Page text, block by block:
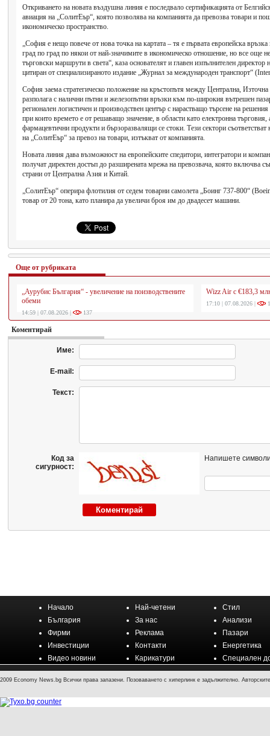
Откриването на новата въздушна линия е последвало сертификацията от
авиация на „СолитЕър“, която позволява на компанията да превозва товари и
икономическо пространство.
„София е нещо повече от нова точка на картата – тя е първата европейска
град по град по някои от най-значимите в икономическо отношение, но все още
търговски маршрути в света“, каза основателят и главен изпълнителен
цитиран от специализираното издание „Журнал за международен транспорт“
София заема стратегическо положение на кръстопътя между Централна,
разполага с налични пътни и железопътни връзки към по-широкия вътрешен
регионален логистичен и производствен център с нарастващо търсене на
при които времето е от решаващо значение, в области като електронна
фармацевтични продукти и бързоразвалящи се стоки. Тези сектори
на „СолитЕър“ за превоз на товари, изтъкват от компанията.
Новата линия дава възможност на европейските спедитори, интегратори и
получат директен достъп до разширената мрежа на превозвача, която включва
страни от Централна Азия и Китай.
„СолитЕър“ оперира флотилия от седем товарни самолета „Боинг 737-800“
товар от 20 тона, като планира да увеличи броя им до двадесет машини.
Още от рубриката
„Аурубис България“ - увеличение на поизводствените
обеми
14:59 | 07.08.2026 | 137
Wizz Air с €183,3
17:10 | 07.08.2026 |
Коментирай
Име:
E-mail:
Текст:
Код за
сигурност:
Напишете
Начало Най-четени
Стил
България
За нас
Анализи
Фирми
Реклама
Пазари
Инвестиции
Контакти
Енергетика
Видео новини
Карикатури Специален
2009 Economy News.bg Всички права запазени. Позоваването с хиперлинк е задължително.